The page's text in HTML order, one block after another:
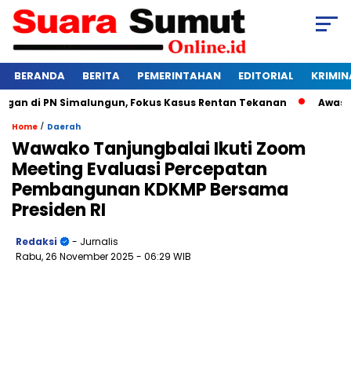
BERANDA BERITA PEMERINTAHAN EDITORIAL
PN Simalungun, Fokus Kasus Rentan Tekanan Awas
Home / Daerah
Wawako Tanjungbalai Ikuti Zoom
Meeting Evaluasi Percepatan
Pembangunan KDKMP Bersama
Presiden RI
Redaksi
- Jurnalis
Rabu, 26 November 2025 - 06:29 WIB